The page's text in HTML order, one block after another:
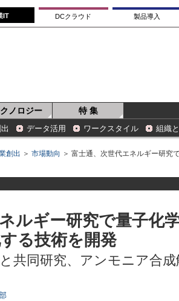
IT DCクラウド 製品導入
ノロジー 特 集
データ活用 ワークスタイル 組織
創出 ＞ 市場動向 ＞ 富士通、次世代エネルギー研究
ルギー研究で量子化
る技術を開発
共同研究、アンモニア合